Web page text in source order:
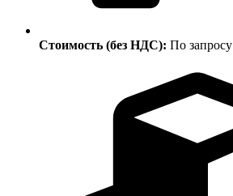
Стоимость (без НДС): По запросу